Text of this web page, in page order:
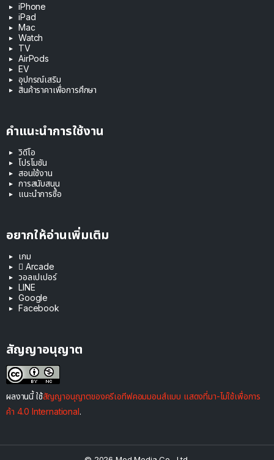
iPhone
iPad
Mac
Watch
TV
AirPods
EV
อุปกรณ์เสริม
สินค้าราคาเพื่อการศึกษา
คำแนะนำการใช้งาน
วิดีโอ
โปรโมชัน
สอนใช้งาน
การสนับสนุน
แนะนำการซื้อ
อยากให้อ่านเพิ่มเติม
เกม
 Arcade
วอลเปเปอร์
LINE
Google
Facebook
สัญญาอนุญาต
ผลงานนี้ ใช้สัญญาอนุญาตของครีเอทีฟคอมมอนส์แบบ แสดงที่มา-ไม่ใช้เพื่อการ
ค้า 4.0 International.